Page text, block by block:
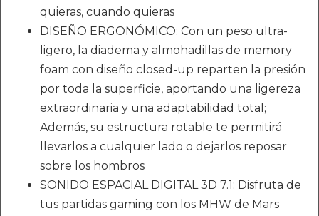
quieras, cuando quieras
DISEÑO ERGONÓMICO: Con un peso ultra-
ligero, la diadema y almohadillas de memory
foam con diseño closed-up reparten la presión
por toda la superficie, aportando una ligereza
extraordinaria y una adaptabilidad total;
Además, su estructura rotable te permitirá
llevarlos a cualquier lado o dejarlos reposar
sobre los hombros
SONIDO ESPACIAL DIGITAL 3D 7.1: Disfruta de
tus partidas gaming con los MHW de Mars